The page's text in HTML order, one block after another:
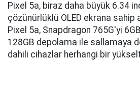
Pixel 5a, biraz daha büyük 6.34
çözünürlüklü OLED ekrana sahip
Pixel 5a, Snapdragon 765G'yi
128GB depolama ile sallamaya
dahili cihazlar herhangi bir